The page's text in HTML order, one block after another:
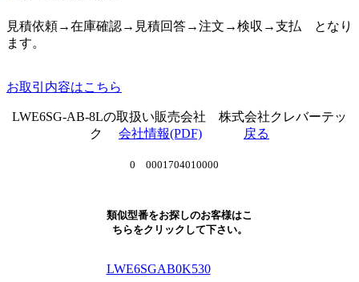
見積依頼→在庫確認→見積回答→注文→検収→支払 となり
ます。
お取引内容はこちら
LWE6SG-AB-8Lの取扱い販売会社 株式会社クレバーテッ
ク 会社情報(PDF) 戻る
0 0001704010000
類似型番をお探しのお客様はこ
ちらをクリックして下さい。
LWE6SGAB0K530